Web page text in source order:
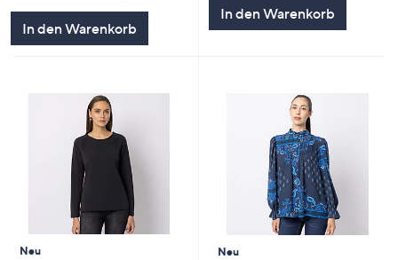
In den Warenkorb
In den Warenkorb
Neu
Neu